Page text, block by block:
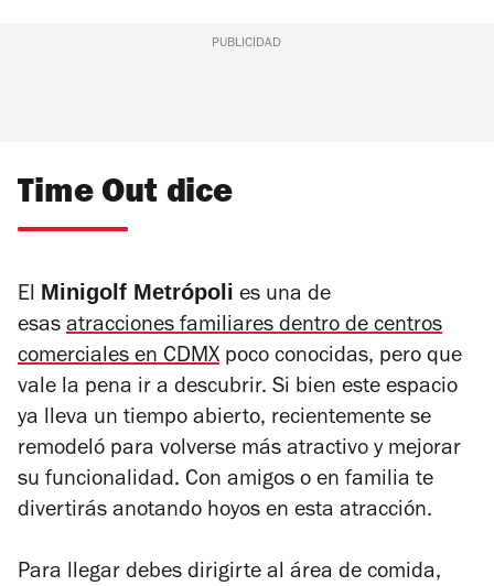
PUBLICIDAD
Time Out dice
El Minigolf Metrópoli es una de
esas atracciones familiares dentro de centros
comerciales en CDMX poco conocidas, pero que
vale la pena ir a descubrir. Si bien este espacio
ya lleva un tiempo abierto, recientemente se
remodeló para volverse más atractivo y mejorar
su funcionalidad. Con amigos o en familia te
divertirás anotando hoyos en esta atracción.
Para llegar debes dirigirte al área de comida,